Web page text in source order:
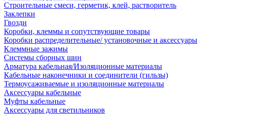
Строительные смеси, герметик, клей, растворитель
Заклепки
Гвозди
Коробки, клеммы и сопутствующие товары
Коробки распределительные/ установочные и аксессуары
Клеммные зажимы
Системы сборных шин
Арматура кабельная/Изоляционные материалы
Кабельные наконечники и соединители (гильзы)
Термоусаживаемые и изоляционные материалы
Аксессуары кабельные
Муфты кабельные
Аксессуары для светильников